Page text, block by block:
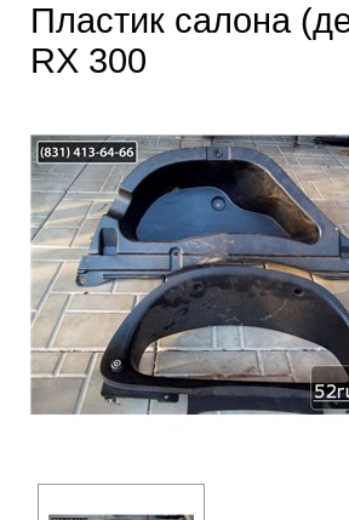
Пластик салона
RX 300